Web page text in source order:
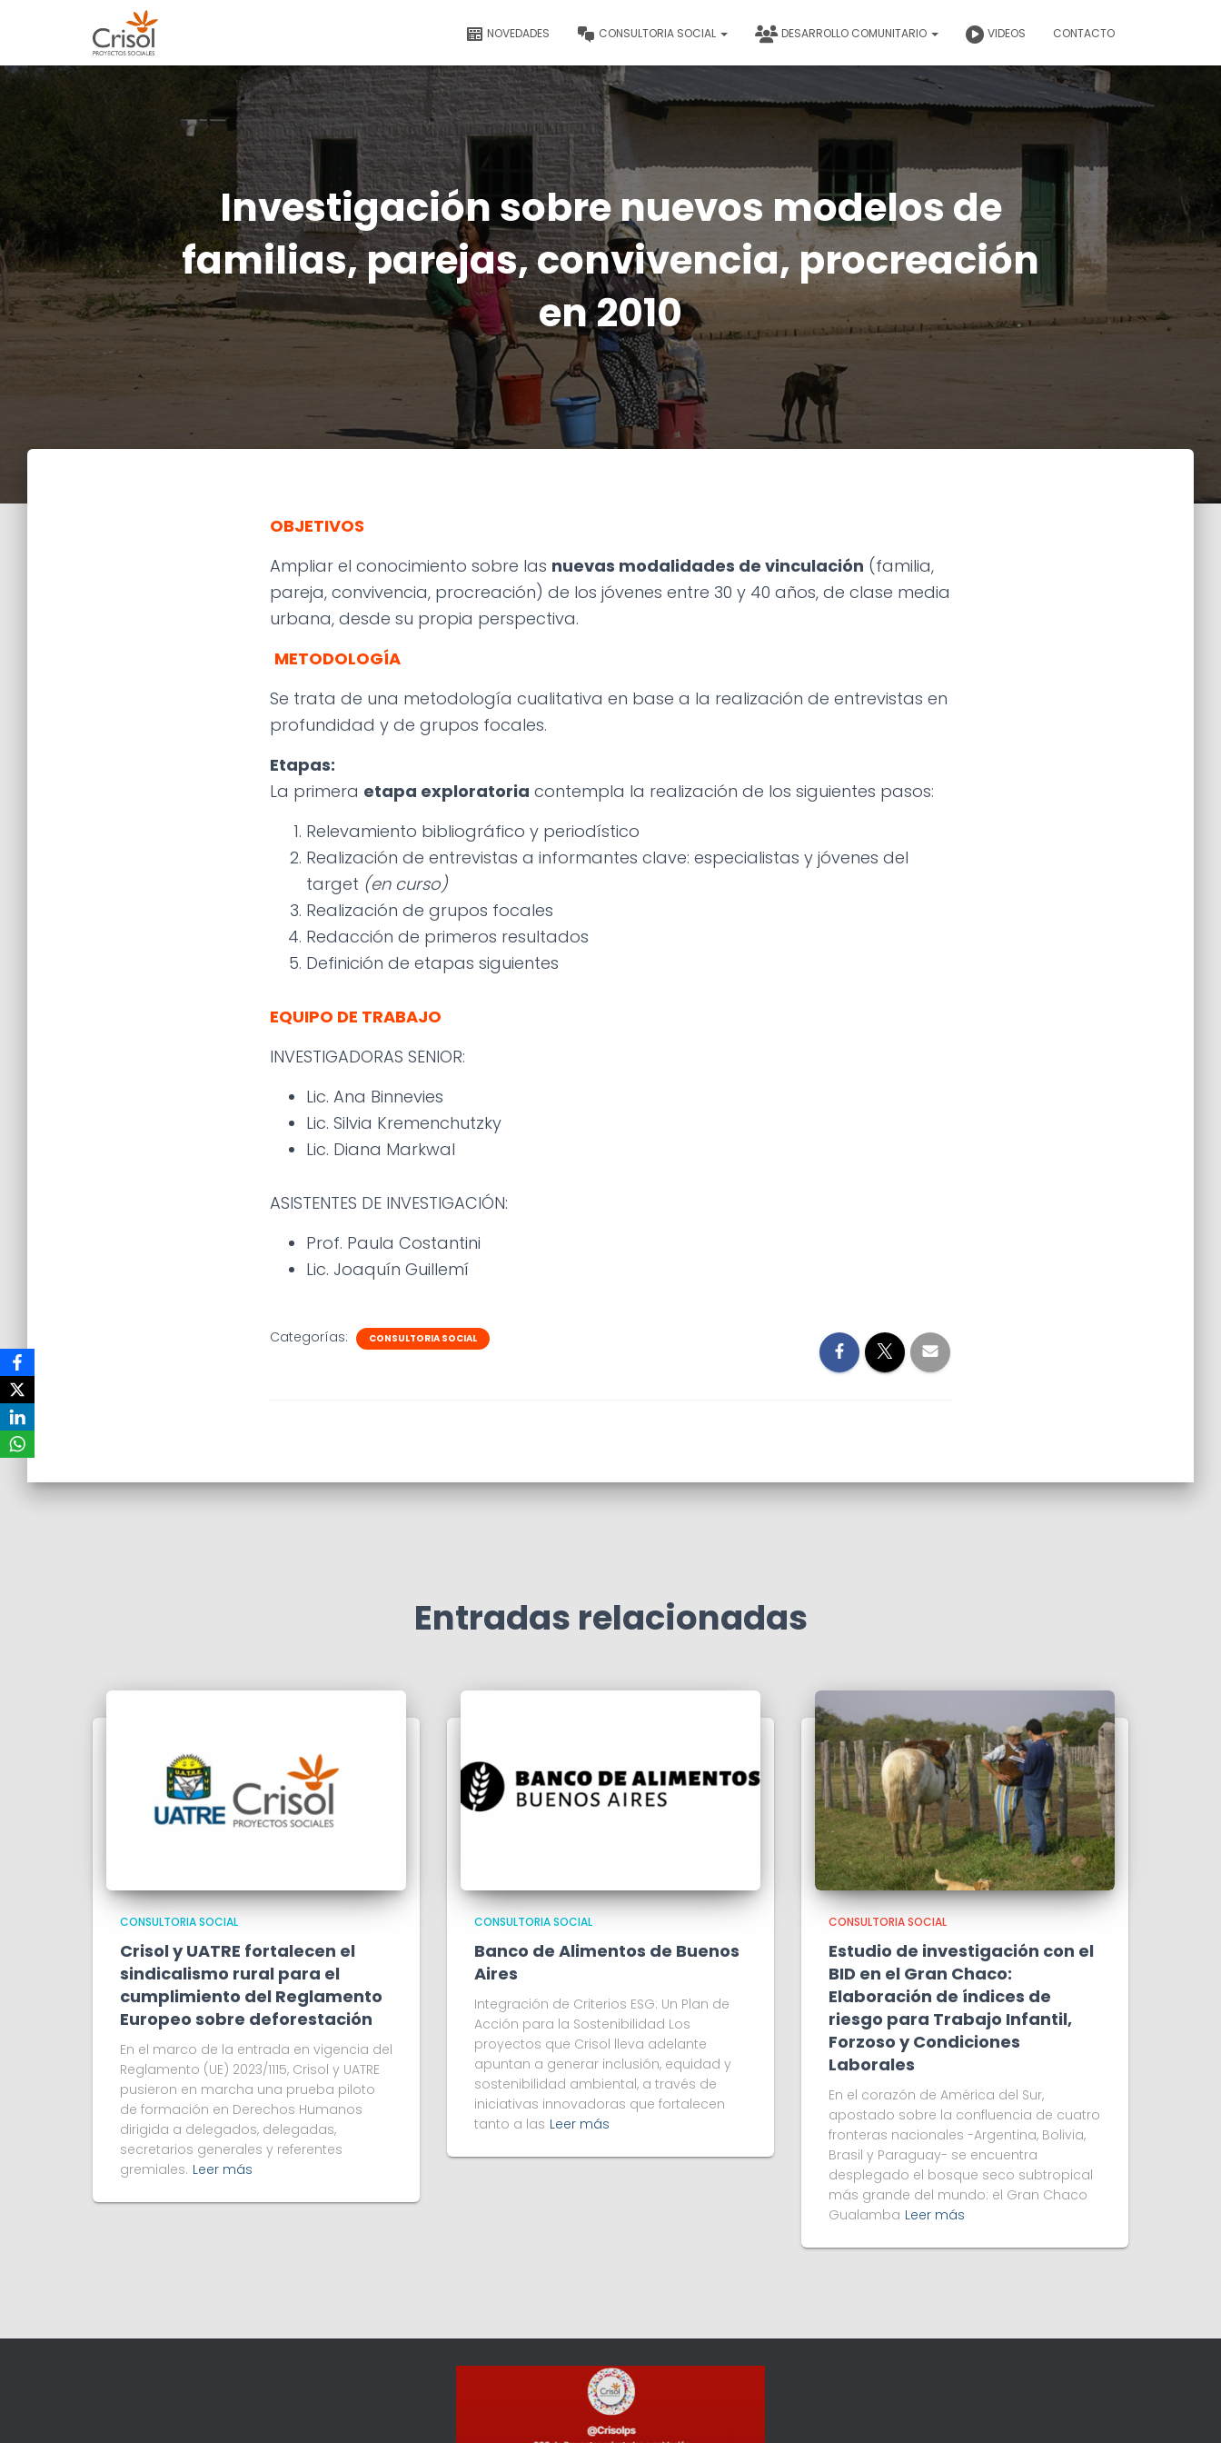
NOVEDADES CONSULTORIA SOCIAL DESARROLLO COMUNITARIO VIDEOS CONTACTO
Investigación sobre nuevos modelos de
familias, parejas, convivencia, procreación
en 2010
OBJETIVOS
Ampliar el conocimiento sobre las nuevas modalidades de vinculación (familia,
pareja, convivencia, procreación) de los jóvenes entre 30 y 40 años, de clase media
urbana, desde su propia perspectiva.
METODOLOGÍA
Se trata de una metodología cualitativa en base a la realización de entrevistas en
profundidad y de grupos focales.
Etapas:
La primera etapa exploratoria contempla la realización de los siguientes pasos:
Relevamiento bibliográfico y periodístico
Realización de entrevistas a informantes clave: especialistas y jóvenes del
target (en curso)
Realización de grupos focales
Redacción de primeros resultados
Definición de etapas siguientes
EQUIPO DE TRABAJO
INVESTIGADORAS SENIOR:
Lic. Ana Binnevies
Lic. Silvia Kremenchutzky
Lic. Diana Markwal
ASISTENTES DE INVESTIGACIÓN:
Prof. Paula Costantini
Lic. Joaquín Guillemí
Categorías: CONSULTORIA SOCIAL
Entradas relacionadas
CONSULTORIA SOCIAL
Crisol y UATRE fortalecen el
sindicalismo rural para el
cumplimiento del Reglamento
Europeo sobre deforestación
En el marco de la entrada en vigencia del
Reglamento (UE) 2023/1115, Crisol y UATRE
pusieron en marcha una prueba piloto
de formación en Derechos Humanos
dirigida a delegados, delegadas,
secretarios generales y referentes
gremiales. Leer más
CONSULTORIA SOCIAL
Banco de Alimentos de Buenos
Aires
Integración de Criterios ESG: Un Plan de
Acción para la Sostenibilidad Los
proyectos que Crisol lleva adelante
apuntan a generar inclusión, equidad y
sostenibilidad ambiental, a través de
iniciativas innovadoras que fortalecen
tanto a las Leer más
CONSULTORIA SOCIAL
Estudio de investigación con el
BID en el Gran Chaco:
Elaboración de índices de
riesgo para Trabajo Infantil,
Forzoso y Condiciones
Laborales
En el corazón de América del Sur,
apostado sobre la confluencia de cuatro
fronteras nacionales -Argentina, Bolivia,
Brasil y Paraguay- se encuentra
desplegado el bosque seco subtropical
más grande del mundo: el Gran Chaco
Gualamba Leer más